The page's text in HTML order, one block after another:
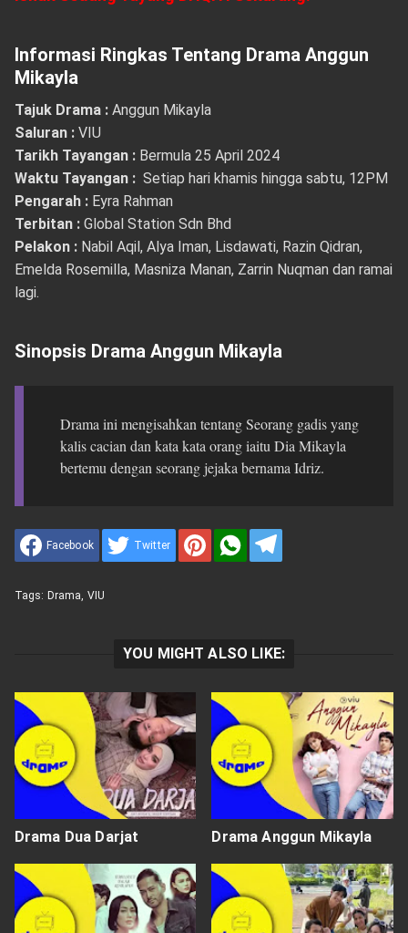
Informasi Ringkas Tentang Drama Anggun
Mikayla
Tajuk Drama :Anggun Mikayla
Saluran :VIU
Tarikh Tayangan :Bermula 25 April 2024
Waktu Tayangan :Setiap hari khamis hingga sabtu, 12PM
Pengarah :Eyra Rahman
Terbitan :Global Station Sdn Bhd
Pelakon :Nabil Aqil, Alya Iman, Lisdawati, Razin Qidran,
Emelda Rosemilla, Masniza Manan, Zarrin Nuqman dan ramai
lagi.
Sinopsis Drama Anggun Mikayla
Drama ini mengisahkan tentang Seorang gadis yang
kalis cacian dan kata kata orang iaitu Dia Mikayla
bertemu dengan seorang jejaka bernama Idriz.
Facebook Twitter
Tags: Drama VIU
YOU MIGHT ALSO LIKE:
Drama Dua Darjat Drama Anggun Mikayla